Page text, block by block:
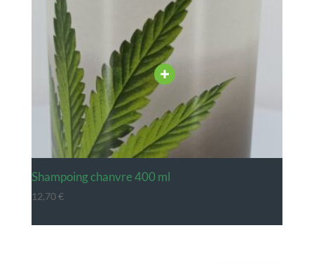
shampoing chanvre 400 ml
12,70€